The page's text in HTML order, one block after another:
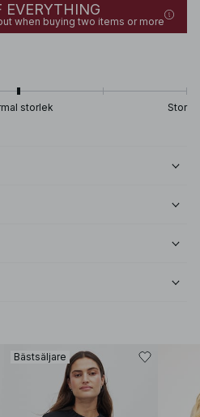
EVERYTHING
when buying two items or more
storlek Stor
Bästsäljare